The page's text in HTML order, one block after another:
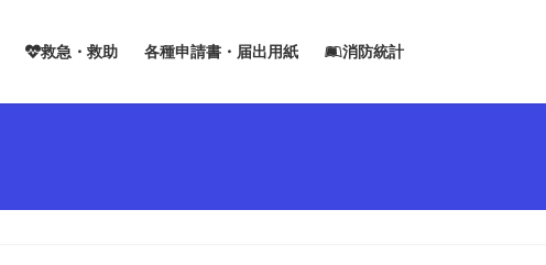
救急・救助 各種申請書・届出用紙 消防統計